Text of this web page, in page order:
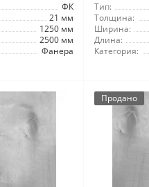
ФК
21 мм
1250 мм
2500 мм
Фанера
Тип:
Толщина:
Ширина:
Длина:
Категория:
Продано